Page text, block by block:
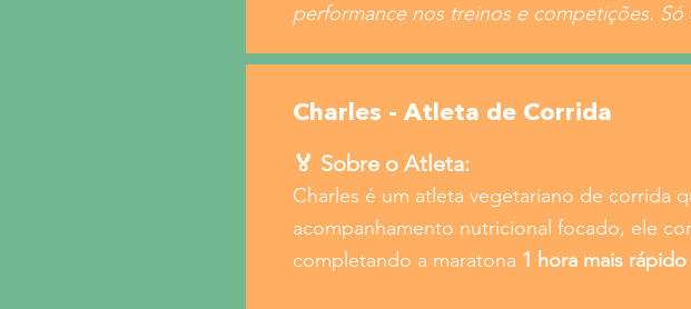
performance nos treinos e competições.
Charles - Atleta de Corrida
🏅 Sobre o Atleta:
Charles é um atleta vegetariano de corrida
acompanhamento nutricional focado, ele
completando a maratona 1 hora mais